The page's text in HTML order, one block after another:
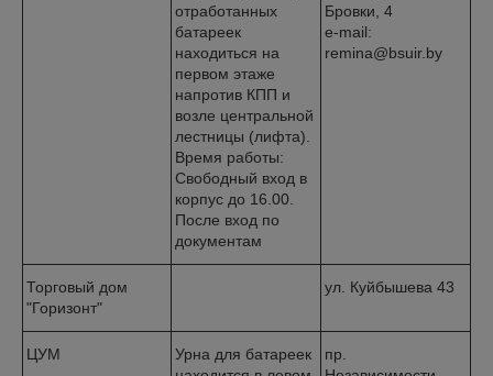
отработанных
батареек
находиться на
первом этаже
напротив КПП и
возле центральной
лестницы (лифта).
Время работы:
Свободный вход в
корпус до 16.00.
После вход по
документам
Бровки, 4
e-mail:
remina@bsuir.by
Торговый дом
"Горизонт"
ул. Куйбышева 43
ЦУМ
Урна для батареек
пр.